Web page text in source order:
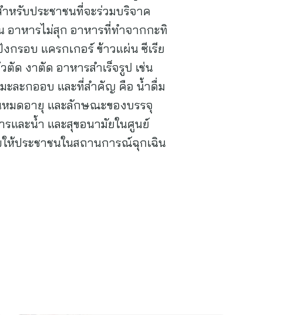
หรับประชาชนที่จะร่วมบริจาค
อาหารไม่สุก อาหารที่ทำจากกะทิ
กรอบ แครกเกอร์ ข้าวแผ่น ซีเรีย
ด งาตัด อาหารสำเร็จรูป เช่น
ะละกออบ และที่สำคัญ คือ น้ำดื่ม
หมดอายุ และลักษณะของบรรจุ
และน้ำ และสุขอนามัยในศูนย์
ห้ประชาชนในสถานการณ์ฉุกเฉิน